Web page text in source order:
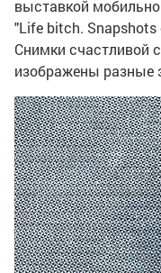
выставкой
"Life bitch.
Снимки счастливой
изображены разные